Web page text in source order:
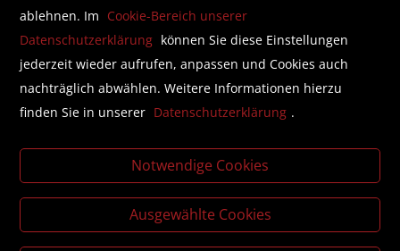
ablehnen. Im Cookie-Bereich unserer
Datenschutzerklärung können Sie diese Einstellungen
jederzeit wieder aufrufen, anpassen und Cookies auch
nachträglich abwählen. Weitere Informationen hierzu
finden Sie in unserer Datenschutzerklärung .
Notwendige Cookies
Ausgewählte Cookies